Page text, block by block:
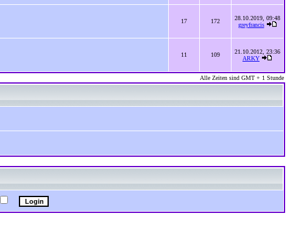
17 172
28.10.2019, 09:48
greyfrancis
11 109
21.10.2012, 23:36
ARKY
Alle Zeiten sind GMT + 1 Stunde